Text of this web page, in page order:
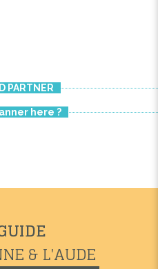
PARTNER
here ?
& L'AUDE